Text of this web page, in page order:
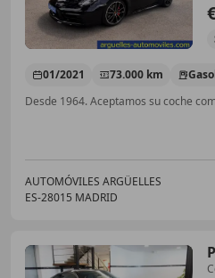
01/2021 73.000 km
Desde 1964. Aceptamos su coche
AUTOMÓVILES ARGÜELLES
ES-28015 MADRID